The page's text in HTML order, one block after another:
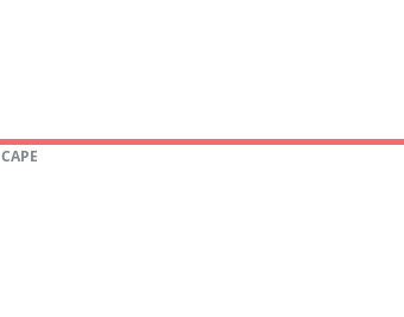
CAPE